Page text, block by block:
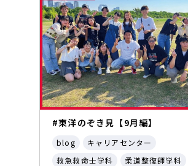
#東洋のぞき見【9月編】
blog
キャリアセンター
救急救命士学科
柔道整復師学科